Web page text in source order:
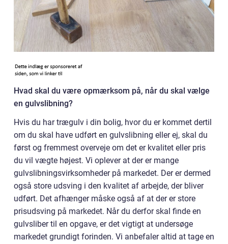
Hvad skal du være opmærksom på, når du skal vælge
en gulvslibning?
Hvis du har trægulv i din bolig, hvor du er kommet dertil
om du skal have udført en gulvslibning eller ej, skal du
først og fremmest overveje om det er kvalitet eller pris
du vil vægte højest. Vi oplever at der er mange
gulvslibningsvirksomheder på markedet. Der er dermed
også store udsving i den kvalitet af arbejde, der bliver
udført. Det afhænger måske også af at der er store
prisudsving på markedet. Når du derfor skal finde en
gulvsliber til en opgave, er det vigtigt at undersøge
markedet grundigt forinden. Vi anbefaler altid at tage en